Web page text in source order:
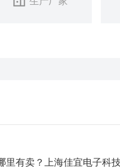
有卖？上海佳宜电子科